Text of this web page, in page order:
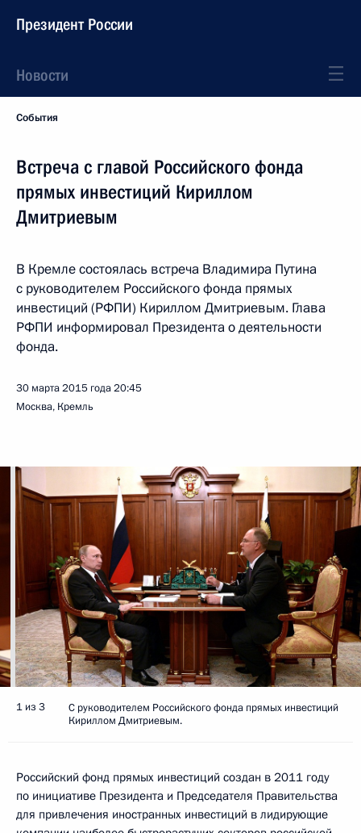
Президент России
Новости
События
Встреча с главой Российского фонда
прямых инвестиций Кириллом
Дмитриевым
В Кремле состоялась встреча Владимира Путина
с руководителем Российского фонда прямых
инвестиций (РФПИ) Кириллом Дмитриевым. Глава
РФПИ информировал Президента о деятельности
фонда.
30 марта 2015 года20:45
Москва, Кремль
1 из 3
С руководителем Российского фонда прямых инвестиций
Кириллом Дмитриевым.
Российский фонд прямых инвестиций создан в 2011 году
по инициативе Президента и Председателя Правительства
для привлечения иностранных инвестиций в лидирующие